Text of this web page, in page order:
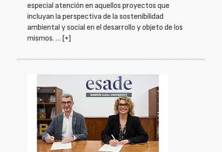
especial atención en aquellos proyectos que
incluyan la perspectiva de la sostenibilidad
ambiental y social en el desarrollo y objeto de los
mismos. … [+]